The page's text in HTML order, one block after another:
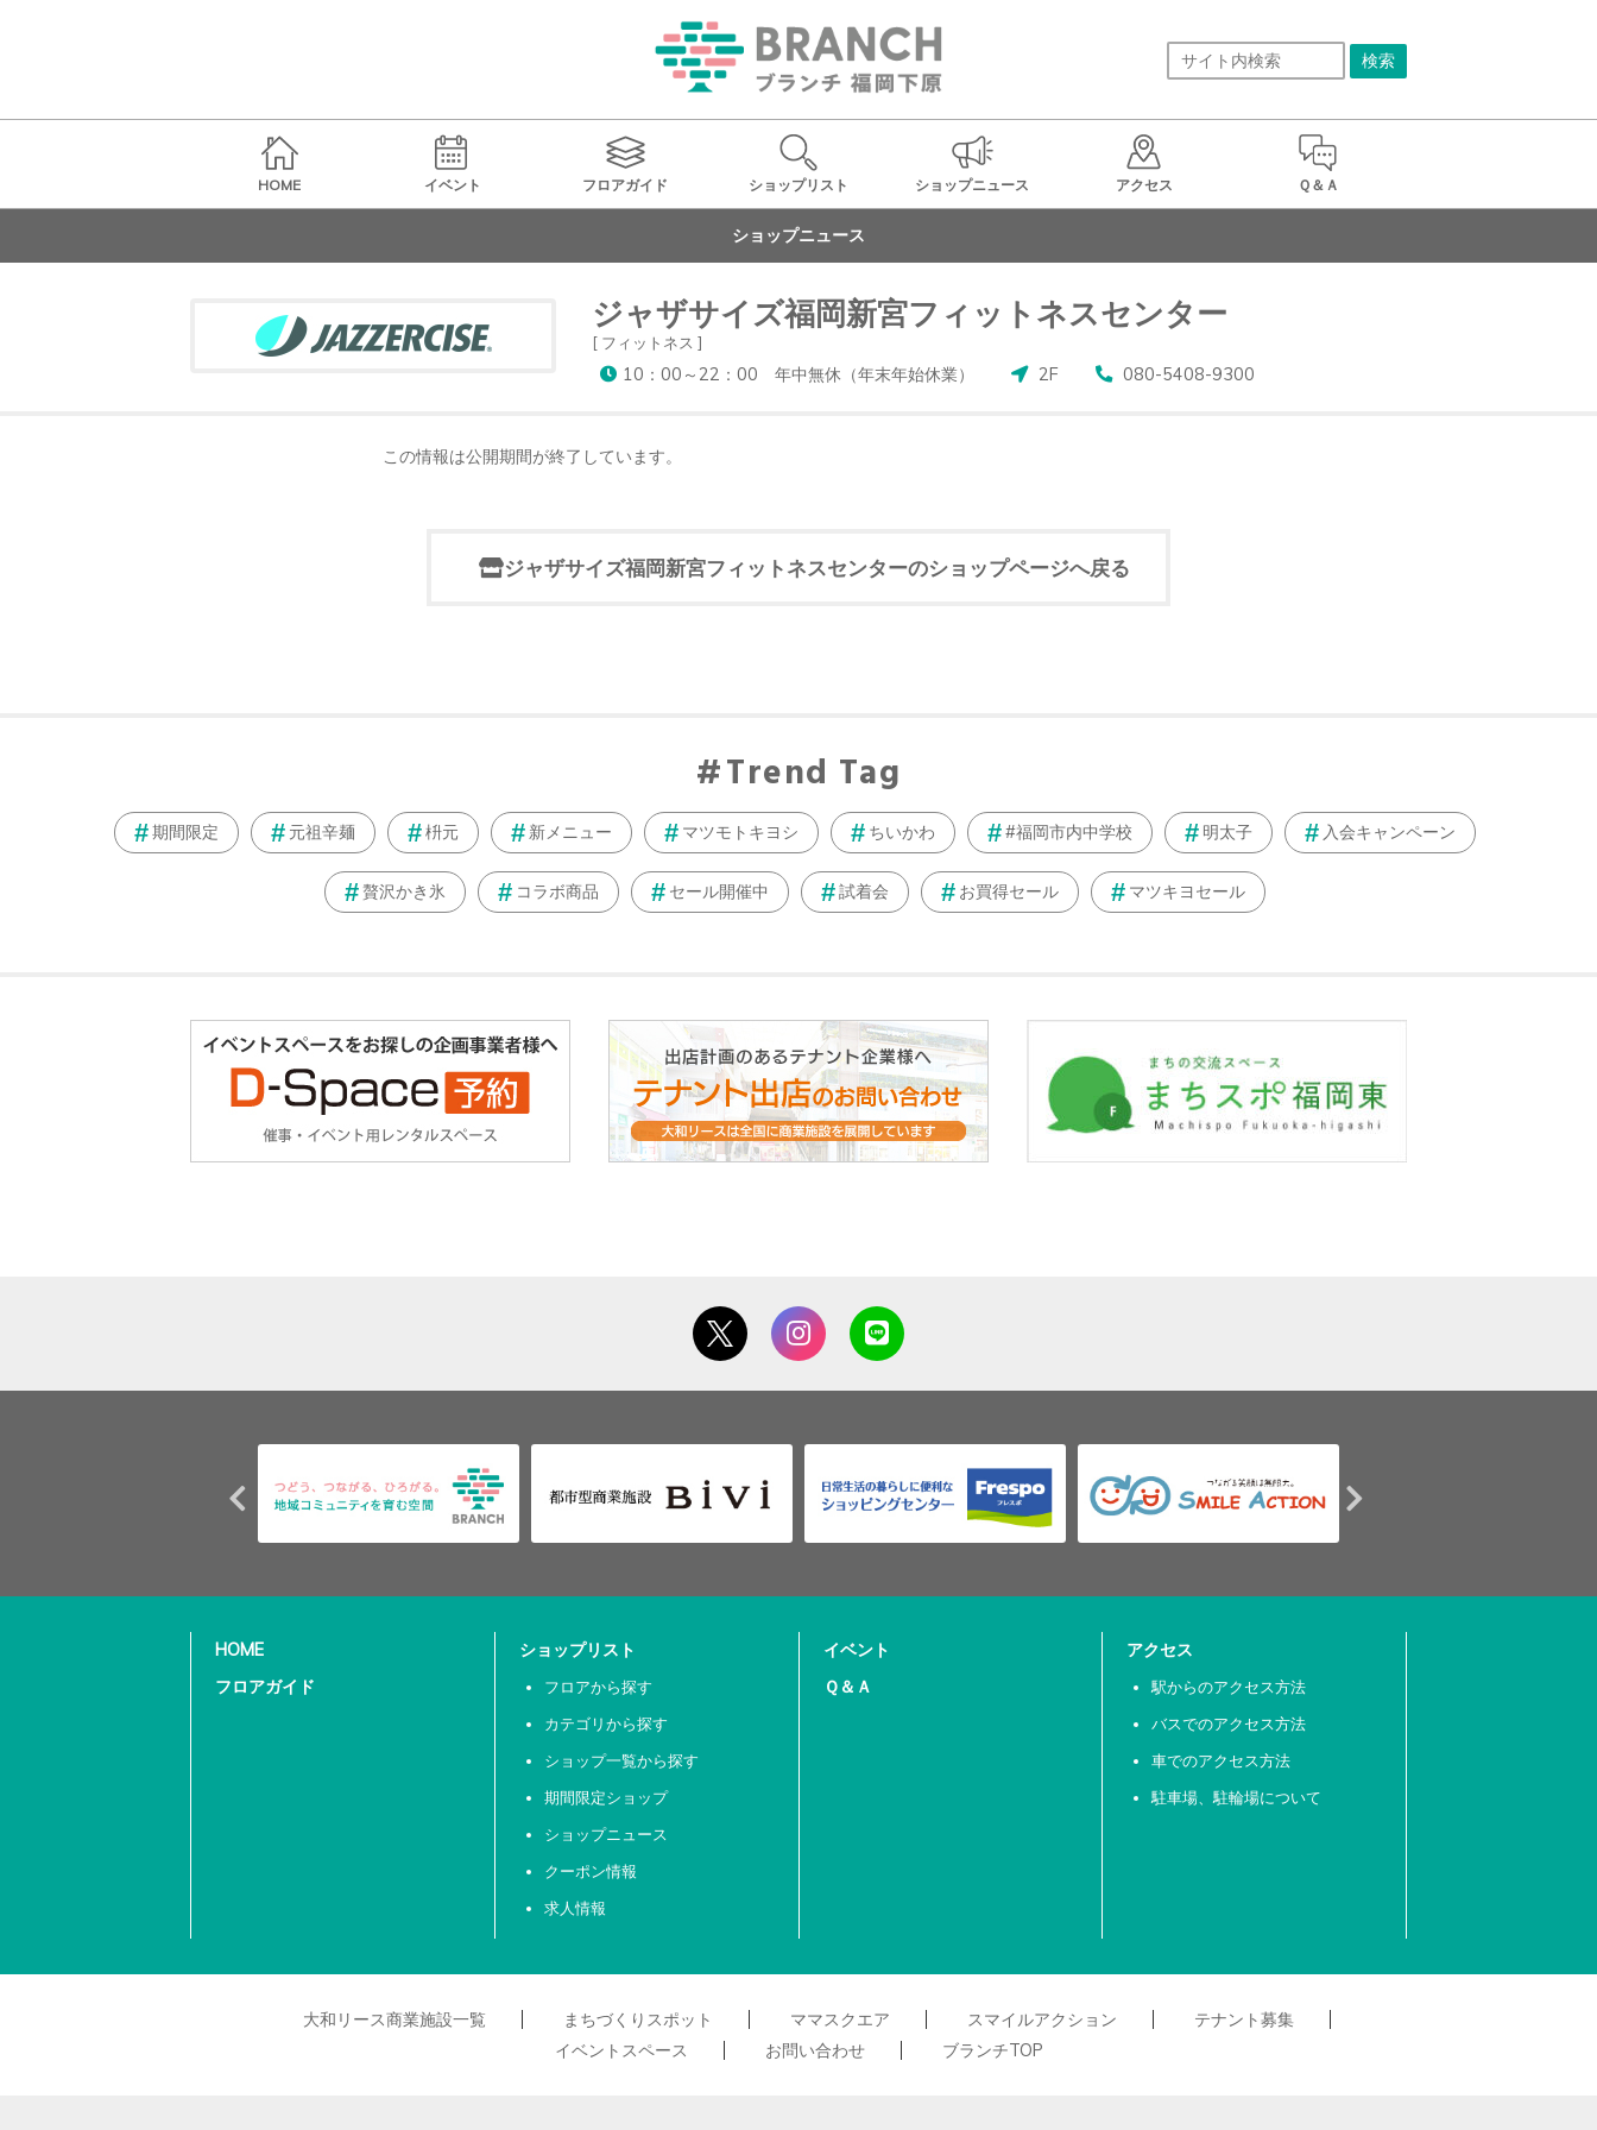
HOME イベント フロアガイド ショップリスト ショップニュース アクセス Ｑ＆Ａ
ショップニュース
ジャザサイズ福岡新宮フィットネスセンター
[ フィットネス ]
10：00～22：00 年中無休（年末年始休業） 2F 080-5408-9300
この情報は公開期間が終了しています。
ジャザサイズ福岡新宮フィットネスセンターのショップページへ戻る
Trend Tag
期間限定 元祖辛麺 枡元 新メニュー マツモトキヨシ ちいかわ #福岡市内中学校 明太子 入会キャンペーン
贅沢かき氷 コラボ商品 セール開催中 試着会 お買得セール マツキヨセール
HOME
フロアガイド
ショップリスト
フロアから探す
カテゴリから探す
ショップ一覧から探す
期間限定ショップ
ショップニュース
クーポン情報
求人情報
イベント
Ｑ＆Ａ
アクセス
駅からのアクセス方法
バスでのアクセス方法
車でのアクセス方法
駐車場、駐輪場について
大和リース商業施設一覧 まちづくりスポット ママスクエア スマイルアクション
テナント募集
イベントスペース
お問い合わせ ブランチTOP